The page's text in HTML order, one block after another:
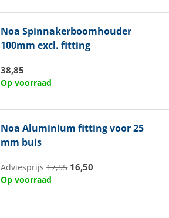
Noa Spinnakerboomhouder
100mm excl. fitting
38,85
Op voorraad
Noa Aluminium fitting voor 25
mm buis
Adviesprijs17,55 16,50
Op voorraad